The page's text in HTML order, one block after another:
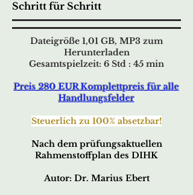
Schritt für Schritt
Dateigröße 1,01 GB, MP3 zum
Herunterladen
Gesamtspielzeit: 6 Std : 45 min
Preis 280 EUR Komplettpreis für alle
Handlungsfelder
Steuerlich zu 100% absetzbar!
Nach dem prüfungsaktuellen
Rahmenstoffplan des DIHK
Autor: Dr. Marius Ebert